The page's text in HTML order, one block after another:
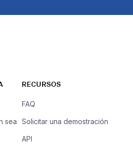
sea
RECURSOS
FAQ
Solicitar una demostración
API